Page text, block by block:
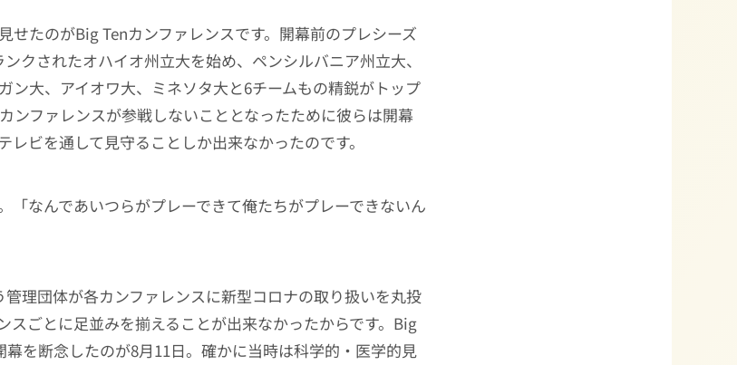
せたのがBig Tenカンファレンスです。開幕前のプレシーズ
クされたオハイオ州立大を始め、ペンシルバニア州立大、
ン大、アイオワ大、ミネソタ大と6チームもの精鋭がトップ
ンファレンスが参戦しないこととなったために彼らは開幕
レビを通して見守ることしか出来なかったのです。
「なんであいつらがプレーできて俺たちがプレーできないん
管理団体が各カンファレンスに新型コロナの取り扱いを丸投
スごとに足並みを揃えることが出来なかったからです。Big
幕を断念したのが8月11日。確かに当時は科学的・医学的見